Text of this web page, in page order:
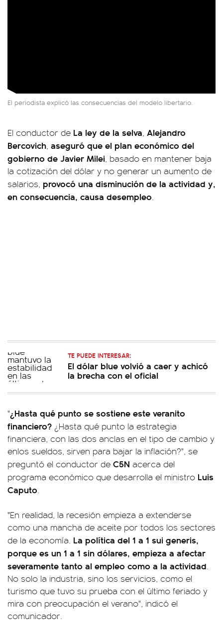
El periodista explicó las consecuencias del modelo libertario.
El conductor de La ley de la selva, Alejandro
Bercovich, aseguró que el plan económico del
gobierno de Javier Milei, basado en mantener baja
la cotización del dólar y no generar un aumento de
salarios, provocó una disminución de la actividad y,
en consecuencia, causa desempleo.
TE PUEDE INTERESAR:
El dólar blue volvió a caer y achicó
la brecha con el oficial
"¿Hasta qué punto se sostiene este veranito
financiero? ¿Hasta qué punto la estrategia
financiera, con las dos anclas en el tipo de cambio y
enlos sueldos, sirven para bajar la inflación?", se
preguntó el conductor de C5N acerca del
programa económico que desarrolla el ministro Luis
Caputo.
"En realidad, la recesión empieza a extenderse
como una mancha de aceite por todos los sectores
de la economía. La política del 1 a 1 sui generis,
porque es un 1 a 1 sin dólares, empieza a afectar
severamente tanto al empleo como a la actividad.
No solo la industria, sino los servicios, como el
turismo que tuvo su prueba con el último feriado y
mira con preocupación el verano", indicó el
comunicador.